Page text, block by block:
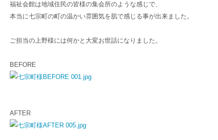
福祉会館は地域住民の皆様の集会所のような感じで、
本当に七宗町の町の温かい雰囲気を肌で感じる事が出来ました。
ご担当の上野様には何かと大変お世話になりました。
BEFORE
AFTER